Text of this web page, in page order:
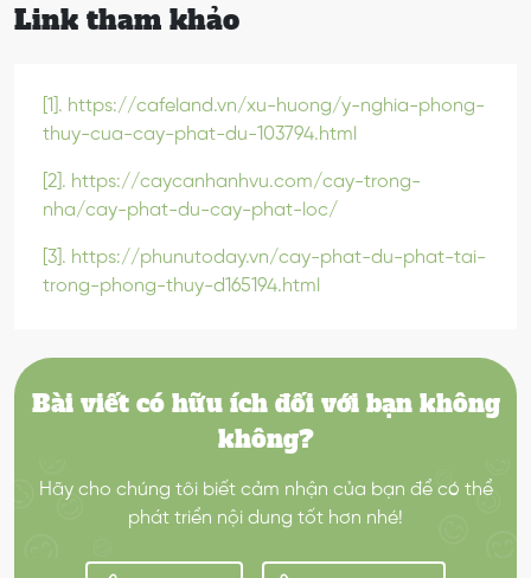
Link tham khảo
[1]. https://cafeland.vn/xu-huong/y-nghia-phong-
thuy-cua-cay-phat-du-103794.html
[2]. https://caycanhanhvu.com/cay-trong-
nha/cay-phat-du-cay-phat-loc/
[3]. https://phunutoday.vn/cay-phat-du-phat-tai-
trong-phong-thuy-d165194.html
Bài viết có hữu ích đối với bạn không
không?
Hãy cho chúng tôi biết cảm nhận của bạn để có thể
phát triển nội dung tốt hơn nhé!